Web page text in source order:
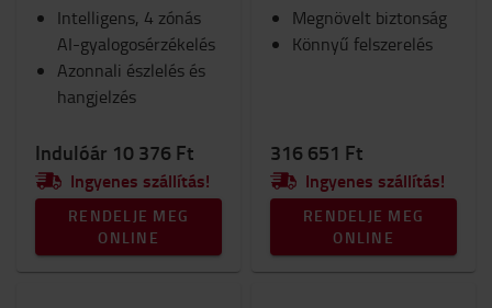
Intelligens, 4 zónás
AI-gyalogosérzékelés
Azonnali észlelés és
hangjelzés
Indulóár 10 376 Ft
Ingyenes szállítás!
RENDELJE MEG
ONLINE
Megnövelt biztonság
Könnyű felszerelés
316 651 Ft
Ingyenes szállítás!
RENDELJE MEG
ONLINE